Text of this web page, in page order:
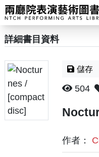
詳細書目資料
儲存
504
作者：